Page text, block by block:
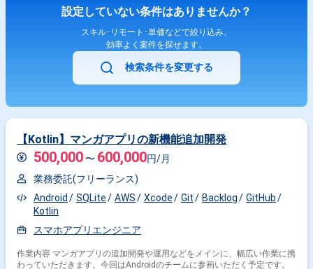
設定していない条件はありませんか？
スキル･リモート･単価などで絞り込み、
効率よく案件を探せます。
検索条件を変更する
【Kotlin】マンガアプリの新機能追加開発
500,000 〜 600,000円/月
業務委託(フリーランス)
Android
SQLite AWS Xcode Git Backlog
GitHub
Kotlin
スマホアプリエンジニア
作業内容 マンガアプリの追加開発や運用などをメインに、幅広い作業に携
わっていただきます。今回はAndroidのチームに参画いただく予定です。